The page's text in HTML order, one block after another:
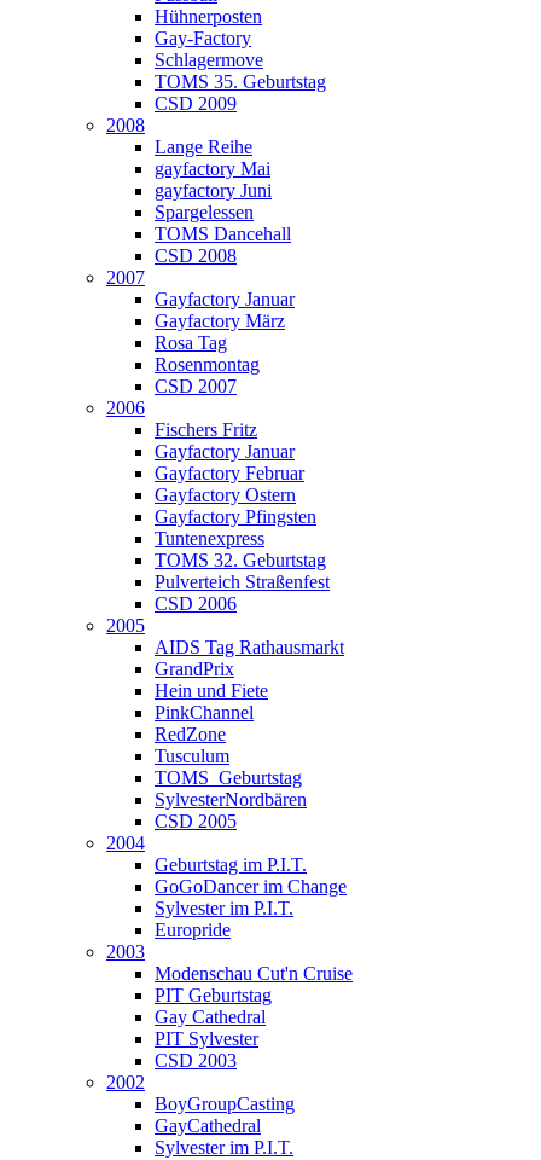
Hühnerposten
Gay-Factory
Schlagermove
TOMS 35. Geburtstag
CSD 2009
2008
Lange Reihe
gayfactory Mai
gayfactory Juni
Spargelessen
TOMS Dancehall
CSD 2008
2007
Gayfactory Januar
Gayfactory März
Rosa Tag
Rosenmontag
CSD 2007
2006
Fischers Fritz
Gayfactory Januar
Gayfactory Februar
Gayfactory Ostern
Gayfactory Pfingsten
Tuntenexpress
TOMS 32. Geburtstag
Pulverteich Straßenfest
CSD 2006
2005
AIDS Tag Rathausmarkt
GrandPrix
Hein und Fiete
PinkChannel
RedZone
Tusculum
TOMS_Geburtstag
SylvesterNordbären
CSD 2005
2004
Geburtstag im P.I.T.
GoGoDancer im Change
Sylvester im P.I.T.
Europride
2003
Modenschau Cut'n Cruise
PIT Geburtstag
Gay Cathedral
PIT Sylvester
CSD 2003
2002
BoyGroupCasting
GayCathedral
Sylvester im P.I.T.